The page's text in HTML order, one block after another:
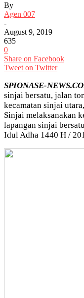
By
Agen 007
-
August 9, 2019
635
0
Share on Facebook
Tweet on Twitter
SPIONASE-
sinjai bersatu, jalan
kecamatan sinjai
Sinjai melaksanakan
lapangan sinjai
Idul Adha 1440 H /